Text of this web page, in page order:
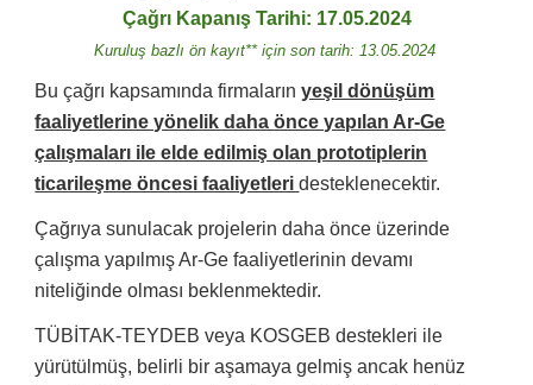
Çağrı Kapanış Tarihi: 17.05.2024
Kuruluş bazlı ön kayıt** için son tarih: 13.05.2024
Bu çağrı kapsamında firmalarınyeşil dönüşüm
faaliyetlerine yönelik daha önce yapılan Ar-Ge
çalışmaları ile elde edilmiş olan prototiplerin
ticarileşme öncesi faaliyetleridesteklenecektir.
Çağrıya sunulacak projelerin daha önce üzerinde
çalışma yapılmış Ar-Ge faaliyetlerinin devamı
niteliğinde olması beklenmektedir.
TÜBİTAK-TEYDEB veya KOSGEB destekleri ile
yürütülmüş, belirli bir aşamaya gelmiş ancak henüz